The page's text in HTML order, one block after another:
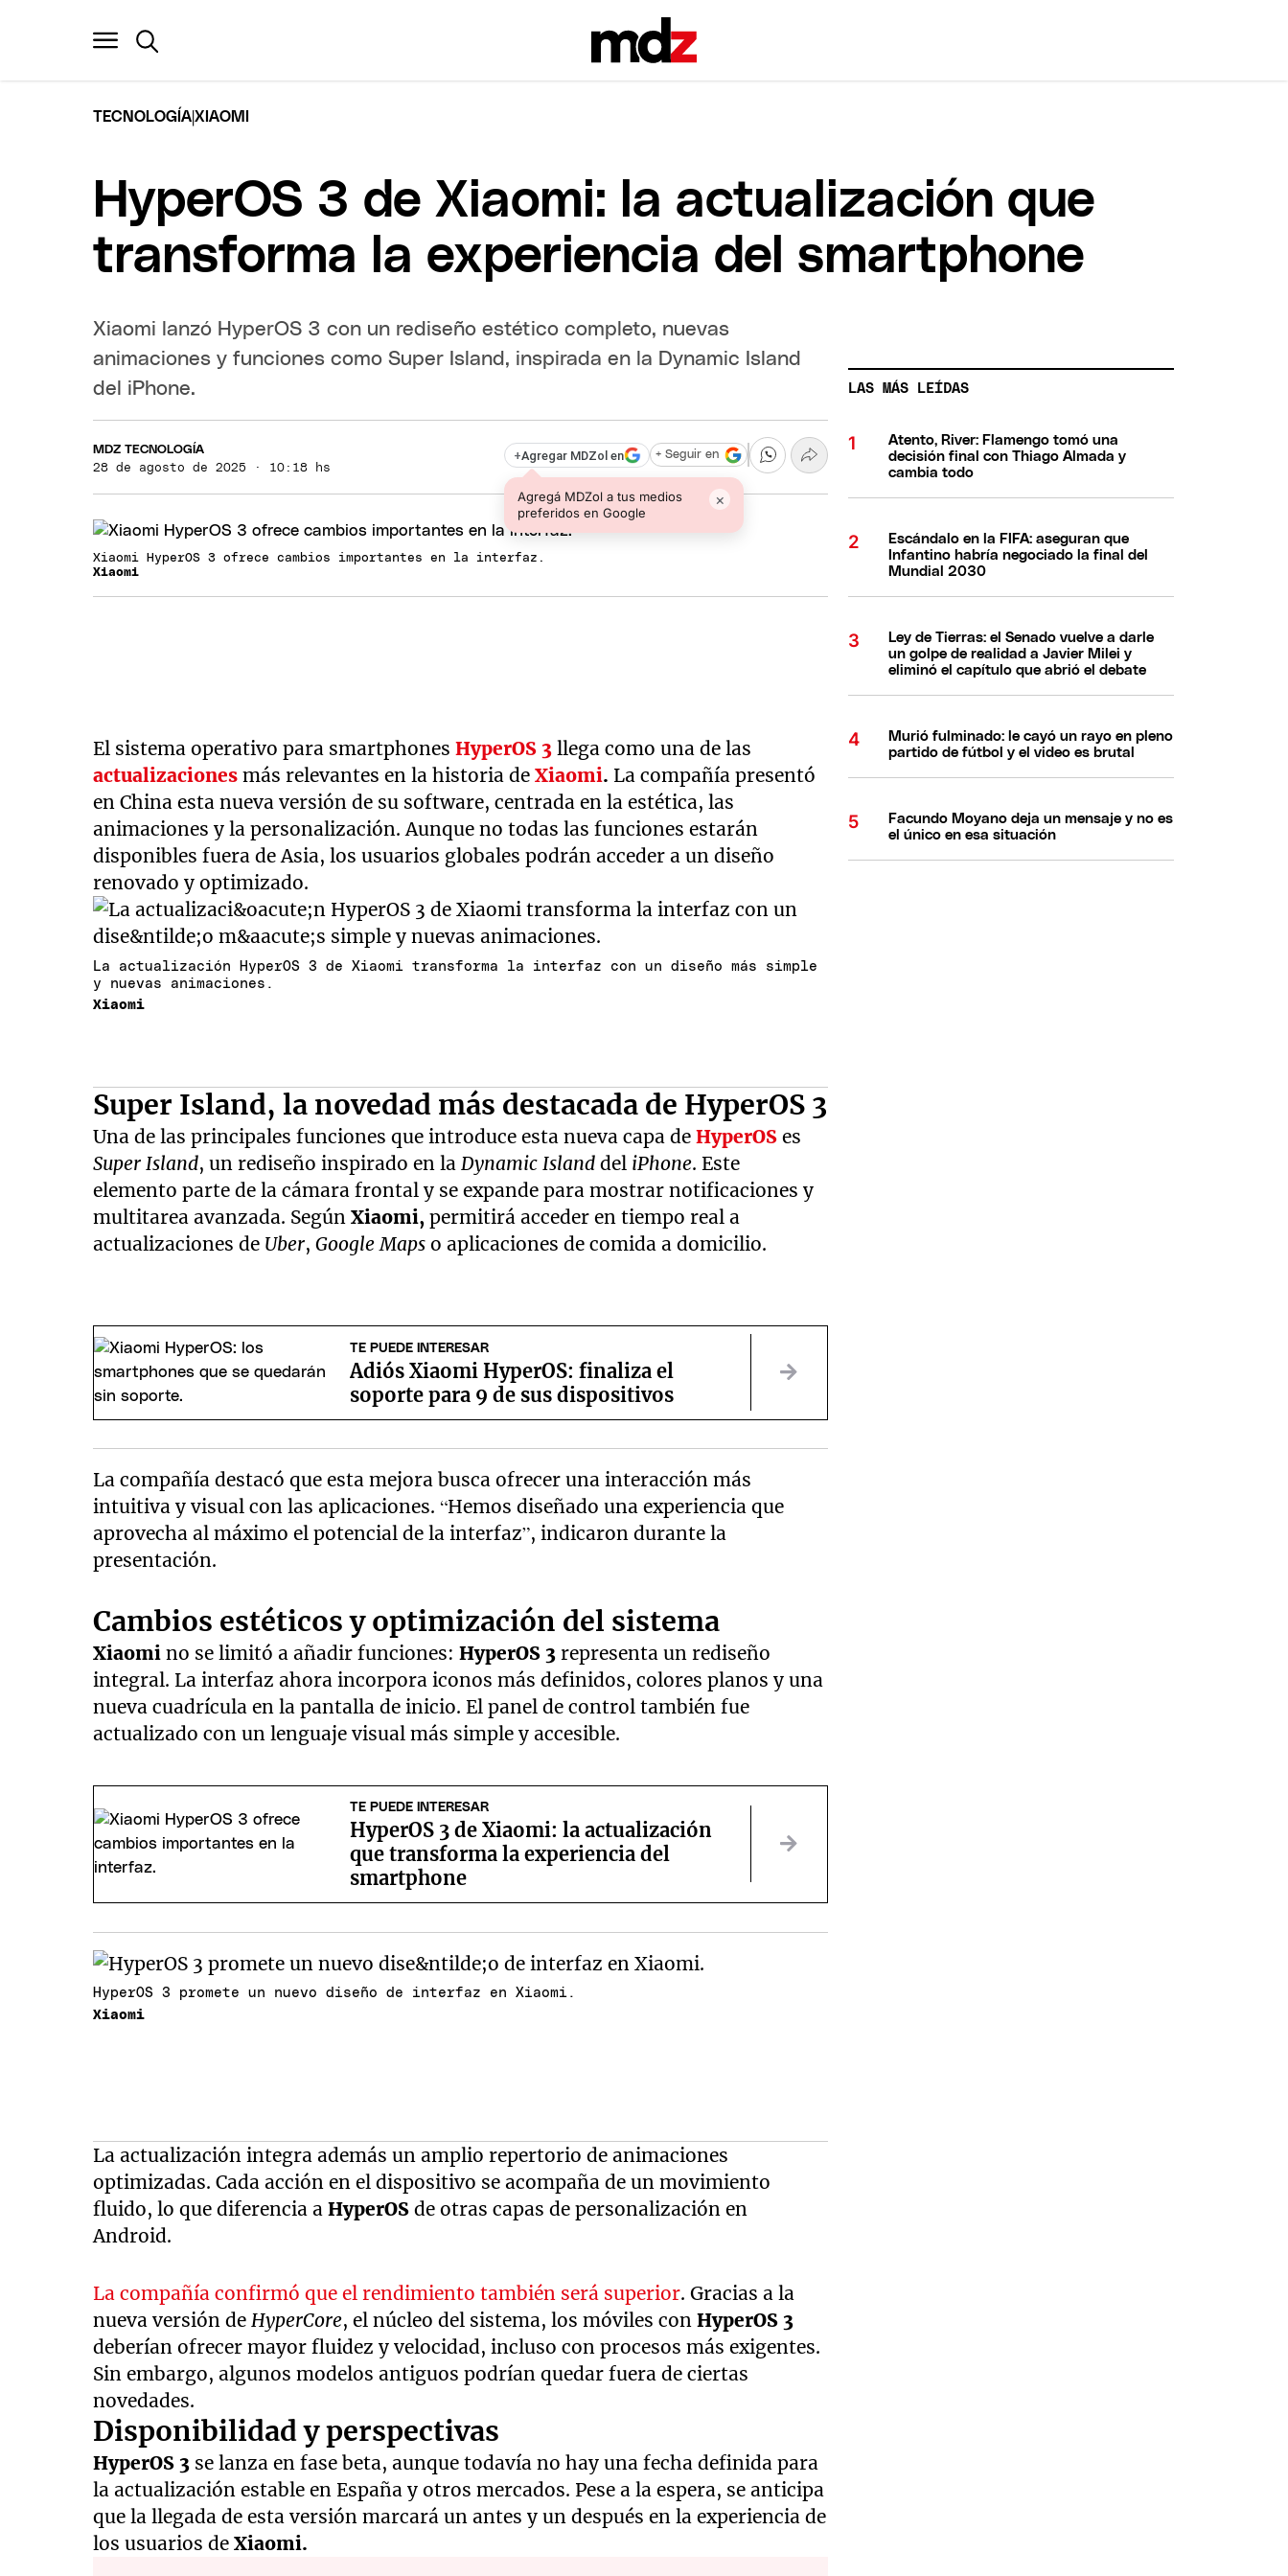
TECNOLOGÍA|XIAOMI
HyperOS 3 de Xiaomi: la actualización que
transforma la experiencia del smartphone
Xiaomi lanzó HyperOS 3 con un rediseño estético completo, nuevas
animaciones y funciones como Super Island, inspirada en la Dynamic Island
del iPhone.
MDZ TECNOLOGÍA
28 de agosto de 2025 · 10:18 hs
+Agregar MDZol en
Agregá MDZol a tus medios
preferidos en Google
×
+ Seguir en
Xiaomi HyperOS 3 ofrece cambios importantes en la interfaz.
Xiaomi
El sistema operativo para smartphonesHyperOS 3 llega como una de las
actualizaciones más relevantes en la historia deXiaomi. La compañía presentó
en China esta nueva versión de su software, centrada en la estética, las
animaciones y la personalización. Aunque no todas las funciones estarán
disponibles fuera de Asia, los usuarios globales podrán acceder a un diseño
renovado y optimizado.
La actualización HyperOS 3 de Xiaomi transforma la interfaz con un diseño más simple
y nuevas animaciones.
Xiaomi
Super Island, la novedad más destacada de HyperOS 3
Una de las principales funciones que introduce esta nueva capa deHyperOS es
Super Island, un rediseño inspirado en laDynamic Island del iPhone. Este
elemento parte de la cámara frontal y se expande para mostrar notificaciones y
multitarea avanzada. SegúnXiaomi, permitirá acceder en tiempo real a
actualizaciones de Uber,Google Maps o aplicaciones de comida a domicilio.
TE PUEDE INTERESAR
Adiós Xiaomi HyperOS: finaliza el
soporte para 9 de sus dispositivos
La compañía destacó que esta mejora busca ofrecer una interacción más
intuitiva y visual con las aplicaciones. “Hemos diseñado una experiencia que
aprovecha al máximo el potencial de la interfaz”, indicaron durante la
presentación.
Cambios estéticos y optimización del sistema
Xiaomi no se limitó a añadir funciones:HyperOS 3 representa un rediseño
integral. La interfaz ahora incorpora iconos más definidos, colores planos y una
nueva cuadrícula en la pantalla de inicio. El panel de control también fue
actualizado con un lenguaje visual más simple y accesible.
TE PUEDE INTERESAR
HyperOS 3 de Xiaomi: la actualización
que transforma la experiencia del
smartphone
HyperOS 3 promete un nuevo diseño de interfaz en Xiaomi.
Xiaomi
La actualización integra además un amplio repertorio de animaciones
optimizadas. Cada acción en el dispositivo se acompaña de un movimiento
fluido, lo que diferencia aHyperOS de otras capas de personalización en
Android.
La compañía confirmó que el rendimiento también será superior. Gracias a la
nueva versión de HyperCore, el núcleo del sistema, los móviles conHyperOS 3
deberían ofrecer mayor fluidez y velocidad, incluso con procesos más exigentes.
Sin embargo, algunos modelos antiguos podrían quedar fuera de ciertas
novedades.
Disponibilidad y perspectivas
HyperOS 3 se lanza en fase beta, aunque todavía no hay una fecha definida para
la actualización estable en España y otros mercados. Pese a la espera, se anticipa
que la llegada de esta versión marcará un antes y un después en la experiencia de
los usuarios deXiaomi.
LAS MÁS LEÍDAS
Atento, River: Flamengo tomó una
decisión final con Thiago Almada y
cambia todo
Escándalo en la FIFA: aseguran que
Infantino habría negociado la final del
Mundial 2030
Ley de Tierras: el Senado vuelve a darle
un golpe de realidad a Javier Milei y
eliminó el capítulo que abrió el debate
Murió fulminado: le cayó un rayo en pleno
partido de fútbol y el video es brutal
Facundo Moyano deja un mensaje y no es
el único en esa situación